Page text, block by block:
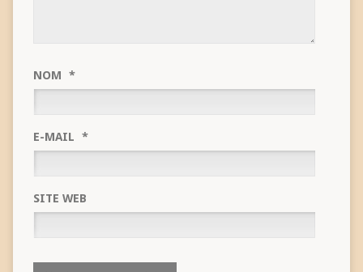
NOM *
E-MAIL *
SITE WEB